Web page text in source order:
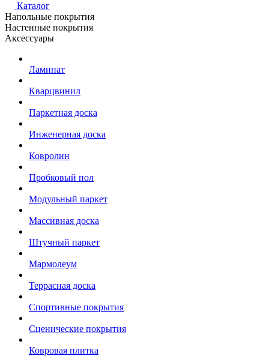
Каталог
Напольные покрытия
Настенные покрытия
Аксессуары
Ламинат
Кварцвинил
Паркетная доска
Инженерная доска
Ковролин
Пробковый пол
Модульный паркет
Массивная доска
Штучный паркет
Мармолеум
Террасная доска
Спортивные покрытия
Сценические покрытия
Ковровая плитка